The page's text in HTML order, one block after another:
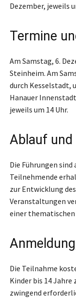
Dezember, jeweils
Termine
Am Samstag, 6.
Steinheim. Am
durch Kesselstadt,
Hanauer
jeweils um 14 Uhr.
Ablauf und
Die Führungen
Teilnehmende
zur Entwicklung
Veranstaltungen
einer
Die Teilnahme
Kinder bis 14 Jahre
zwingend